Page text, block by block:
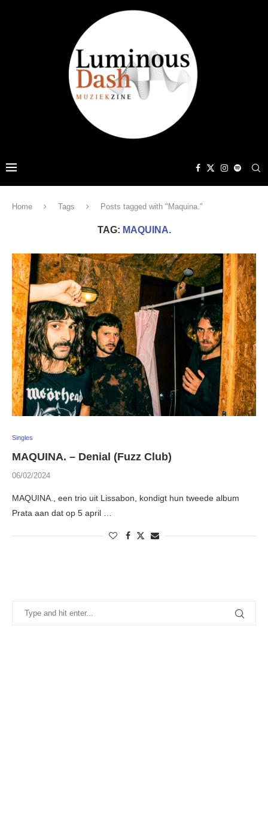
Home Tags Posts tagged with "Maquina."
TAG: MAQUINA.
Singles
MAQUINA. – Denial (Fuzz Club)
06/02/2024
MAQUINA., een trio uit Lissabon, kondigt hun tweede album
Prata aan dat op 5 april …